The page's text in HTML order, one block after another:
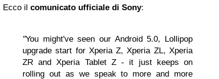
Ecco il comunicato ufficiale di Sony:
"You might've seen our Android 5.0, Lollipop
upgrade start for Xperia Z, Xperia ZL, Xperia
ZR and Xperia Tablet Z - it just keeps on
rolling out as we speak to more and more